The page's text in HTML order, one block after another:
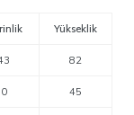
Yükseklik
82
0 45